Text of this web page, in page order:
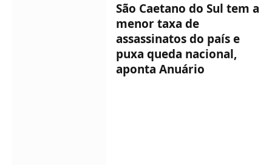
São Caetano do Sul tem a
menor taxa de
assassinatos do país e
puxa queda nacional,
aponta Anuário